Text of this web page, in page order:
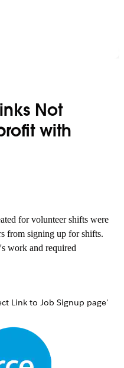
Not
with
for volunteer shifts were
from signing up for shifts.
work and required
Link to Job Signup page'
base URL of your public
it in the formula